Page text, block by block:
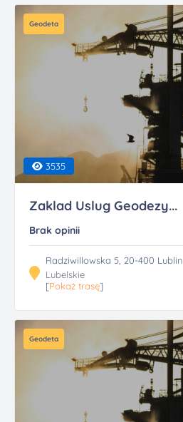
Geodeta
3535
Zaklad Uslug Geodezy...
Brak opinii
Radziwillowska 5, 20-400 Lublin
Lubelskie
[Pokaż trasę]
Geodeta